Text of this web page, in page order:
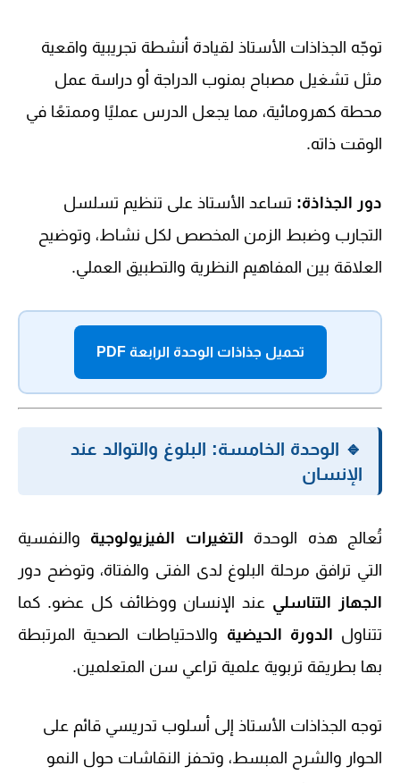
توجّه الجذاذات الأستاذ لقيادة أنشطة تجريبية واقعية
مثل تشغيل مصباح بمنوب الدراجة أو دراسة عمل
محطة كهرومائية، مما يجعل الدرس عمليًا وممتعًا في
الوقت ذاته.
دور الجذاذة: تساعد الأستاذ على تنظيم تسلسل
التجارب وضبط الزمن المخصص لكل نشاط، وتوضيح
العلاقة بين المفاهيم النظرية والتطبيق العملي.
تحميل جذاذات الوحدة الرابعة PDF
🔹 الوحدة الخامسة: البلوغ والتوالد عند
الإنسان
تُعالج هذه الوحدة التغيرات الفيزيولوجية والنفسية
التي ترافق مرحلة البلوغ لدى الفتى والفتاة، وتوضح دور
الجهاز التناسلي عند الإنسان ووظائف كل عضو. كما
تتناول الدورة الحيضية والاحتياطات الصحية المرتبطة
بها بطريقة تربوية علمية تراعي سن المتعلمين.
توجه الجذاذات الأستاذ إلى أسلوب تدريسي قائم على
الحوار والشرح المبسط، وتحفز النقاشات حول النمو